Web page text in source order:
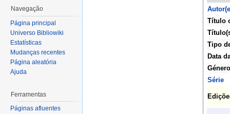
Título
Tipo
Data
Género
Série
Navegação
Página principal
Universo Bibliowiki
Estatísticas
Mudanças recentes
Página aleatória
Ajuda
Ferramentas
Páginas afluentes